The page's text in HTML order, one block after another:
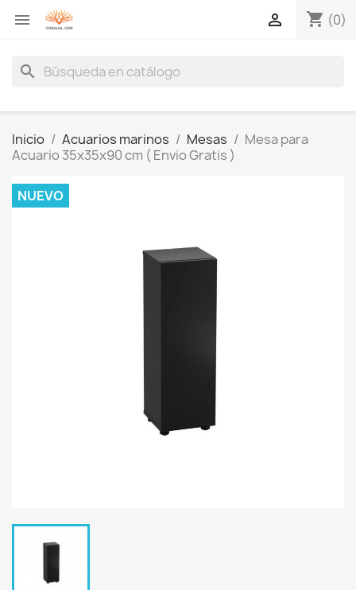
 shopping_cart (0)

search
Inicio Acuarios marinos Mesas
Mesa para
Acuario 35x35x90 cm ( Envio Gratis )
NUEVO